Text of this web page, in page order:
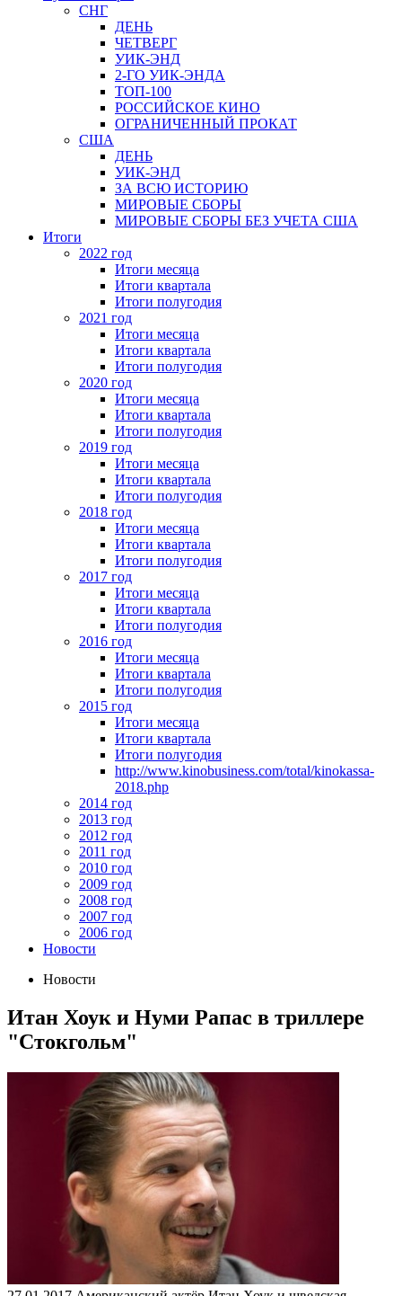
СНГ
ДЕНЬ
ЧЕТВЕРГ
УИК-ЭНД
2-ГО УИК-ЭНДА
ТОП-100
РОССИЙСКОЕ КИНО
ОГРАНИЧЕННЫЙ ПРОКАТ
США
ДЕНЬ
УИК-ЭНД
ЗА ВСЮ ИСТОРИЮ
МИРОВЫЕ СБОРЫ
МИРОВЫЕ СБОРЫ БЕЗ УЧЕТА США
Итоги
2022 год
Итоги месяца
Итоги квартала
Итоги полугодия
2021 год
Итоги месяца
Итоги квартала
Итоги полугодия
2020 год
Итоги месяца
Итоги квартала
Итоги полугодия
2019 год
Итоги месяца
Итоги квартала
Итоги полугодия
2018 год
Итоги месяца
Итоги квартала
Итоги полугодия
2017 год
Итоги месяца
Итоги квартала
Итоги полугодия
2016 год
Итоги месяца
Итоги квартала
Итоги полугодия
2015 год
Итоги месяца
Итоги квартала
Итоги полугодия
http://www.kinobusiness.com/total/kinokassa-
2018.php
2014 год
2013 год
2012 год
2011 год
2010 год
2009 год
2008 год
2007 год
2006 год
Новости
Новости
Итан Хоук и Нуми Рапас в триллере
"Стокгольм"